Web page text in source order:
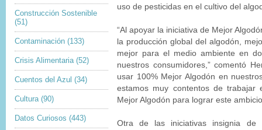
Construcción Sostenible
(51)
Contaminación (133)
Crisis Alimentaria (52)
Cuentos del Azul (34)
Cultura (90)
Datos Curiosos (443)
uso de pesticidas en el cultivo del
“Al apoyar la iniciativa de Mejor
la producción global del algodón,
mejor para el medio ambiente en
nuestros consumidores,” comentó
usar 100% Mejor Algodón en
estamos muy contentos de trabajar
Mejor Algodón para lograr este
Otra de las iniciativas insignia de